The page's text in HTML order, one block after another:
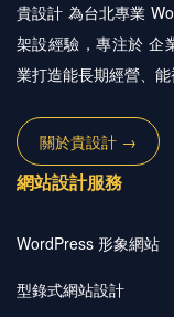
貴設計 為台北專業
架設經驗，專注於 企
業打造能長期經營、能
關於貴設計 →
網站設計服務
WordPress 形象網站
型錄式網站設計